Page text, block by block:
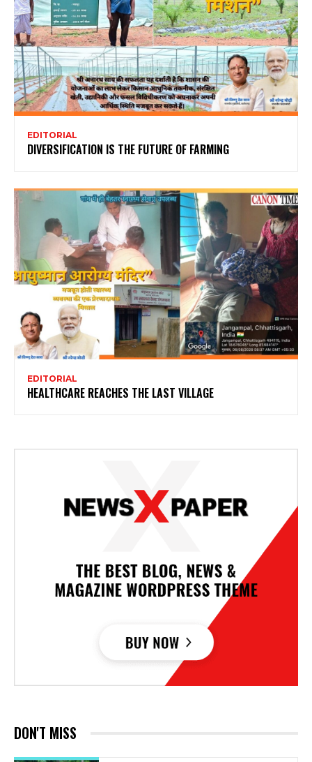
EDITORIAL
DIVERSIFICATION IS THE FUTURE OF FARMING
EDITORIAL
HEALTHCARE REACHES THE LAST VILLAGE
DON'T MISS